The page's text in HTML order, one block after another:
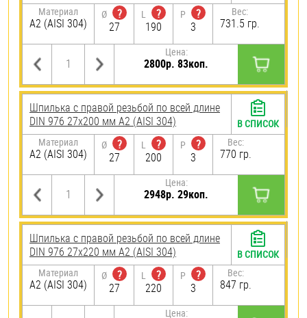
Материал
А2 (AISI 304)
Ø
?
27
L
?
190
P
?
3
Вес:
731.5 гр.
Цена:
2800р. 83коп.
Шпилька с правой резьбой по всей длине
DIN 976 27х200 мм А2 (AISI 304)
Материал
А2 (AISI 304)
Ø
?
27
L
?
200
P
?
3
Вес:
770 гр.
Цена:
2948р. 29коп.
В СПИСОК
Шпилька с правой резьбой по всей длине
DIN 976 27х220 мм А2 (AISI 304)
Материал
А2 (AISI 304)
Ø
?
27
L
?
220
P
?
3
Вес:
847 гр.
Цена:
В СПИСОК